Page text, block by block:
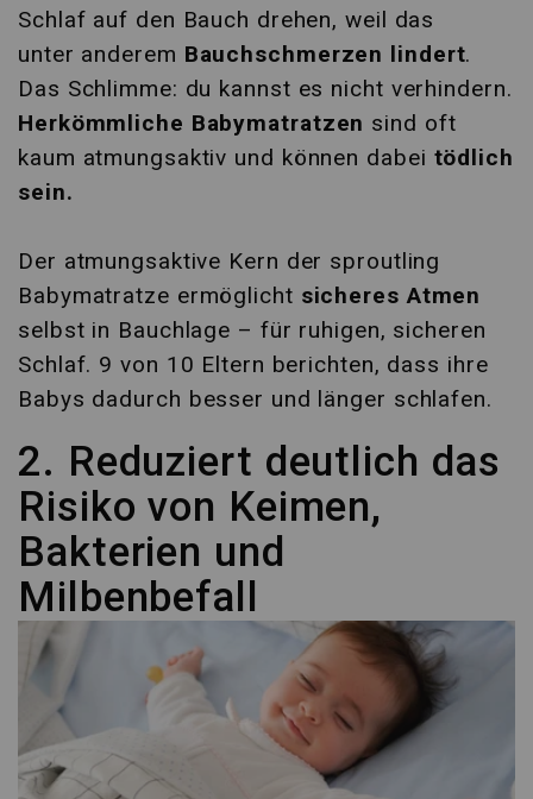
Schlaf auf den Bauch drehen, weil das
unter anderem Bauchschmerzen lindert.
Das Schlimme: du kannst es nicht verhindern.
Herkömmliche Babymatratzen sind oft
kaum atmungsaktiv und können dabei tödlich
sein.
Der atmungsaktive Kern der sproutling
Babymatratze ermöglicht sicheres Atmen
selbst in Bauchlage – für ruhigen, sicheren
Schlaf. 9 von 10 Eltern berichten, dass ihre
Babys dadurch besser und länger schlafen.
2. Reduziert deutlich das
Risiko von Keimen,
Bakterien und
Milbenbefall